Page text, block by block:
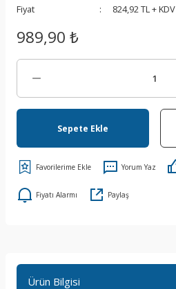
Fiyat
824,92 TL + KDV
989,90 ₺
Sepete Ekle
Yorum Yaz
Fiyatı Alarmı Paylaş
Ürün Bilgisi